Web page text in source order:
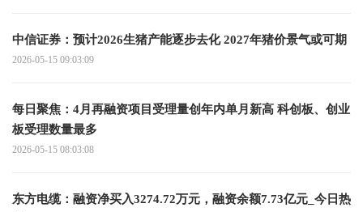
中信证券：预计2026生猪产能逐步去化 2027年猪价景气或可期
2026-05-15 09:03:09
每日聚焦：4月再融资项目受理量创年内单月新高 科创板、创业
板受理数量最多
2026-05-15 08:03:08
东方电缆：融资净买入3274.72万元，融资余额7.73亿元_今日热